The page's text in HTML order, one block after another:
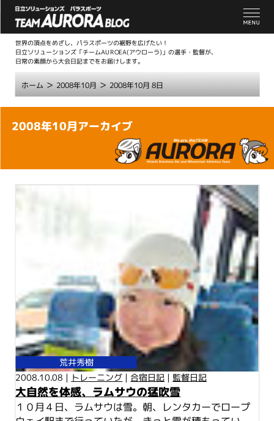
世界の頂点をめざし、パラスポーツの裾野を広げたい！
日立ソリューションズ「チームAUROEA(アウローラ)」の選手・監督が、
日常の素顔から大会日記までをお届けします。
ホーム> 2008年10月 > 2008年10月 8日
本
2008年10月アーカイブ
荒井秀樹
2008.10.08 | トレーニング | 合宿日記 | 監督日記
大自然を体感、ラムサウの猛吹雪
１０月４日、ラムサウは雪。朝、レンタカーでロープ